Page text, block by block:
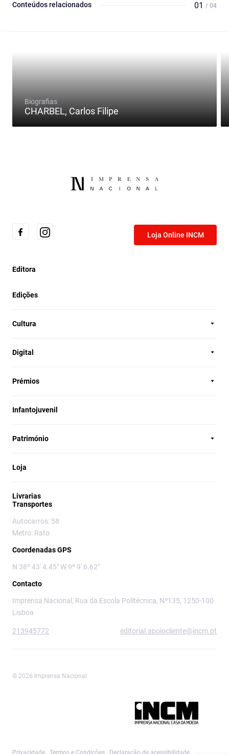
Conteúdos relacionados 01 / 04
Biografias
CHARBEL, Carlos Filipe
Loja Online INCM
Editora
Edições
Cultura
Digital
Prémios
Infantojuvenil
Património
Loja
Livrarias
Transportes
Autocarros: 58
Metro: Rato
Coordenadas GPS
N 38º 43' 4.45" W 9º 9' 6.62"
Contacto
Imprensa Nacional, Rua da Escola Politécnica, Nº135, 1250-100
Lisboa
213945772 editorial.apoiocliente@incm.pt
© 2026 Imprensa Nacional